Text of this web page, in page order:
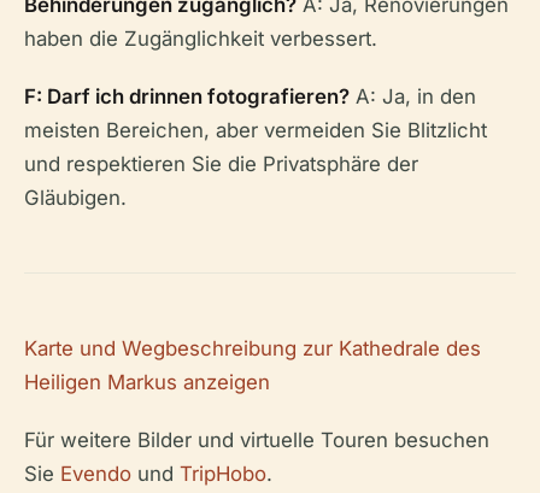
Behinderungen zugänglich? A: Ja, Renovierungen
haben die Zugänglichkeit verbessert.
F: Darf ich drinnen fotografieren? A: Ja, in den
meisten Bereichen, aber vermeiden Sie Blitzlicht
und respektieren Sie die Privatsphäre der
Gläubigen.
Karte und Wegbeschreibung zur Kathedrale des
Heiligen Markus anzeigen
Für weitere Bilder und virtuelle Touren besuchen
Sie Evendo und TripHobo.